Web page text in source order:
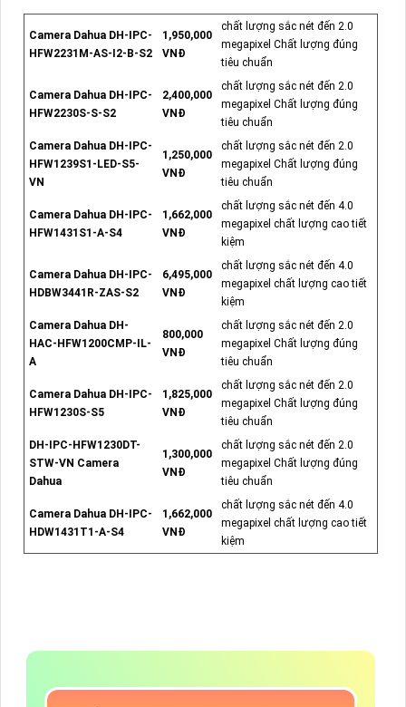
Camera Dahua DH-IPC-
HFW2231M-AS-I2-B-S2
1,950,000
VNĐ
chất lượng sắc nét đến 2.0
megapixel Chất lượng đúng
tiêu chuẩn
Camera Dahua DH-IPC-
HFW2230S-S-S2
2,400,000
VNĐ
chất lượng sắc nét đến 2.0
megapixel Chất lượng đúng
tiêu chuẩn
Camera Dahua DH-IPC-
HFW1239S1-LED-S5-
VN
1,250,000
VNĐ
chất lượng sắc nét đến 2.0
megapixel Chất lượng đúng
tiêu chuẩn
Camera Dahua DH-IPC-
HFW1431S1-A-S4
1,662,000
VNĐ
chất lượng sắc nét đến 4.0
megapixel chất lượng cao tiết
kiệm
Camera Dahua DH-IPC-
HDBW3441R-ZAS-S2
6,495,000
VNĐ
chất lượng sắc nét đến 4.0
megapixel chất lượng cao tiết
kiệm
Camera Dahua DH-
HAC-HFW1200CMP-IL-
A
800,000
VNĐ
chất lượng sắc nét đến 2.0
megapixel Chất lượng đúng
tiêu chuẩn
Camera Dahua DH-IPC-
HFW1230S-S5
1,825,000
VNĐ
chất lượng sắc nét đến 2.0
megapixel Chất lượng đúng
tiêu chuẩn
DH-IPC-HFW1230DT-
STW-VN Camera
Dahua
1,300,000
VNĐ
chất lượng sắc nét đến 2.0
megapixel Chất lượng đúng
tiêu chuẩn
Camera Dahua DH-IPC-
HDW1431T1-A-S4
1,662,000
VNĐ
chất lượng sắc nét đến 4.0
megapixel chất lượng cao tiết
kiệm